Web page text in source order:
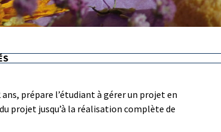
prépare l’étudiant à gérer un projet en
projet jusqu’à la réalisation complète de